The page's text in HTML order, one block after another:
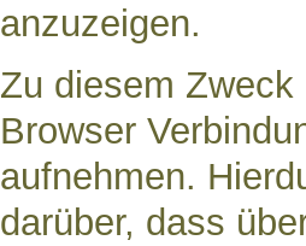
anzuzeigen.
Zu diesem
Browser
aufnehmen.
darüber, dass